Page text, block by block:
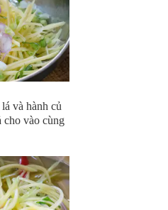
và hành củ
cho vào cùng